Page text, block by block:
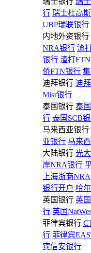
行 瑞士杜高
UBP瑞联银行
内地外资银行
NRA银行 渣
银行 渣打
侨FTN银行
迪拜银行 迪
Misr银行
泰国银行 泰
行 泰国SCB
马来西亚银行
亚银行 马来
大陆银行 光
岸NRA银行
上海浙商
银行开户 哈
英国银行 英
行 英国
菲律宾银行
行 菲律宾
宾信安银行